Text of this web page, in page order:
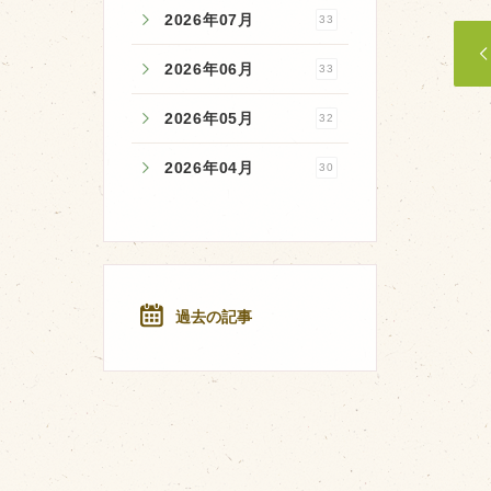
2026年07月 33
2026年06月 33
2026年05月 32
2026年04月 30
過去の記事